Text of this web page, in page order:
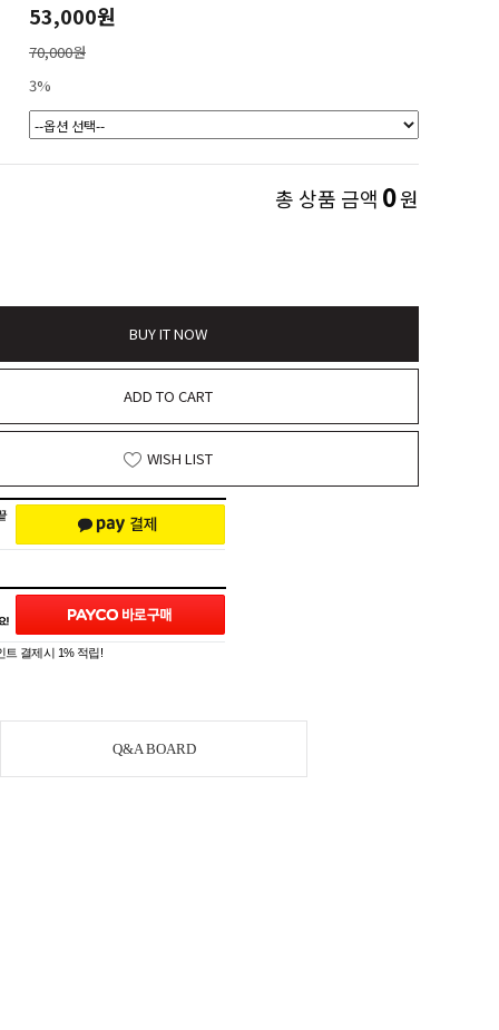
53,000원
70,000원
3%
총 상품 금액 0원
BUY IT NOW
ADD TO CART
WISH LIST
트 결제시 1% 적립!
Q&A BOARD